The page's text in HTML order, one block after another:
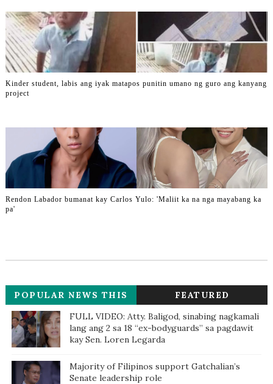
Kinder student, labis ang iyak matapos punitin umano ng guro ang kanyang
project
Rendon Labador bumanat kay Carlos Yulo: 'Maliit ka na nga mayabang ka
pa'
POPULAR NEWS THIS
WEEK
FEATURED
FULL VIDEO: Atty. Baligod, sinabing nagkamali
lang ang 2 sa 18 “ex-bodyguards” sa pagdawit
kay Sen. Loren Legarda
Majority of Filipinos support Gatchalian’s
Senate leadership role